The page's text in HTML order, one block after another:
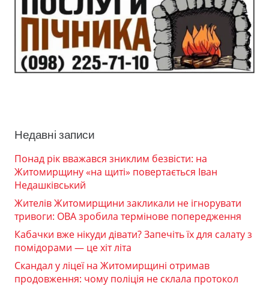
Недавні записи
Понад рік вважався зниклим безвісти: на
Житомирщину «на щиті» повертається Іван
Недашківський
Жителів Житомирщини закликали не ігнорувати
тривоги: ОВА зробила термінове попередження
Кабачки вже нікуди дівати? Запечіть їх для салату з
помідорами — це хіт літа
Скандал у ліцеї на Житомирщині отримав
продовження: чому поліція не склала протокол